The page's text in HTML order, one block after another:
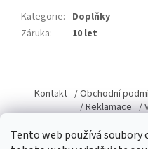
Tento web používá soubory
Kategorie: Doplňky
Záruka: 10 let
p
a
Kontakt / Obchodní
/ Reklamace /